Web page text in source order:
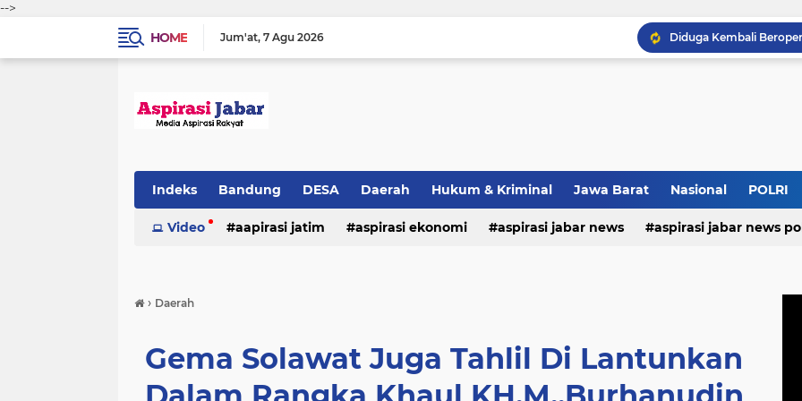
-->
HOME
Jum'at 7 Agu 2026
Indeks Bandung DESA Daerah Hukum & Kriminal Jawa Barat Nasional POLRI
Video aapirasi jatim aspirasi ekonomi aspirasi jabar news aspirasi jabar news
hukum & kriminal
› Daerah
Gema Solawat Juga Tahlil Di Lantunkan